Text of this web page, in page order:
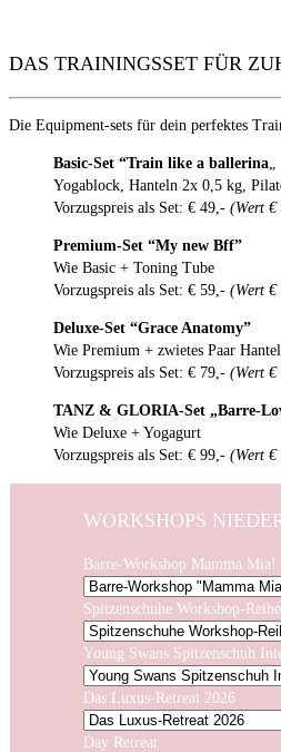
DAS TRAININGSSET FÜR
Die Equipment-sets für dein perfektes
Basic-Set “Train like a ballerina
Yogablock, Hanteln 2x 0,5 kg,
Vorzugspreis als Set: € 49,- (Wert €
Premium-Set “My new Bff”
Wie Basic + Toning Tube
Vorzugspreis als Set: € 59,- (Wert €
Deluxe-Set “Grace Anatomy”
Wie Premium + zwietes Paar
Vorzugspreis als Set: € 79,- (Wert €
TANZ & GLORIA-Set „Barre-
Wie Deluxe + Yogagurt
Vorzugspreis als Set: € 99,- (Wert €
WORKSHOPS
Barre-Workshop Mamma Mia!
Spitzenschuhe Workshop-Reihe
Young Swans Spitzenschuh
Das Luxus-Retreat 2026
Day Retreat